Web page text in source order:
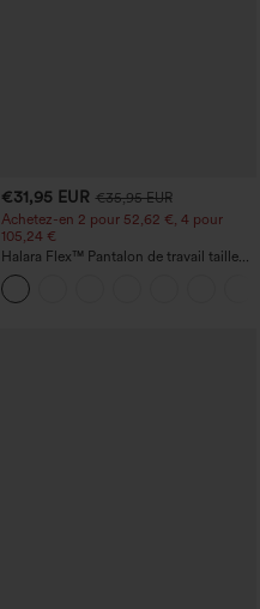
€31,95 EUR €35,95 EUR
Achetez-en 2 pour 52,62 €, 4 pour
105,24 €
Halara Flex™ Pantalon de travail taille
haute sculptant la silhouette, gainant la
taille, avec poches, jambe large en
micro-gaufre